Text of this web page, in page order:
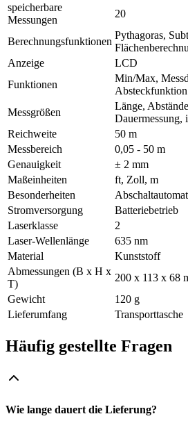
speicherbare
Messungen
20
Berechnungsfunktionen
Pythagoras,
Anzeige
LCD
Funktionen
Min/Max,
Absteckfunktion
Messgrößen
Länge,
Dauermessung,
Reichweite
50 m
Messbereich
0,05 - 50 m
Genauigkeit
± 2 mm
Maßeinheiten
ft, Zoll, m
Besonderheiten
Stromversorgung
Batteriebetrieb
Laserklasse
2
Laser-Wellenlänge
635 nm
Material
Kunststoff
Abmessungen (B x H x
T)
200 x 113 x 68
Gewicht
120 g
Lieferumfang
Transporttasche
Häufig gestellte Fragen
Wie lange dauert die Lieferung?